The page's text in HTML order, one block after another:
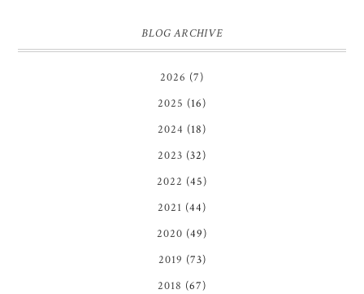
BLOG ARCHIVE
2026 (7)
2025 (16)
2024 (18)
2023 (32)
2022 (45)
2021 (44)
2020 (49)
2019 (73)
2018 (67)